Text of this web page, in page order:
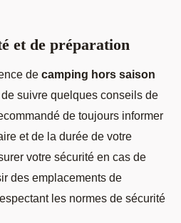
et de préparation
de camping hors saison
suivre quelques conseils de
de toujours informer
et de la durée de votre
votre sécurité en cas de
des emplacements de
les normes de sécurité